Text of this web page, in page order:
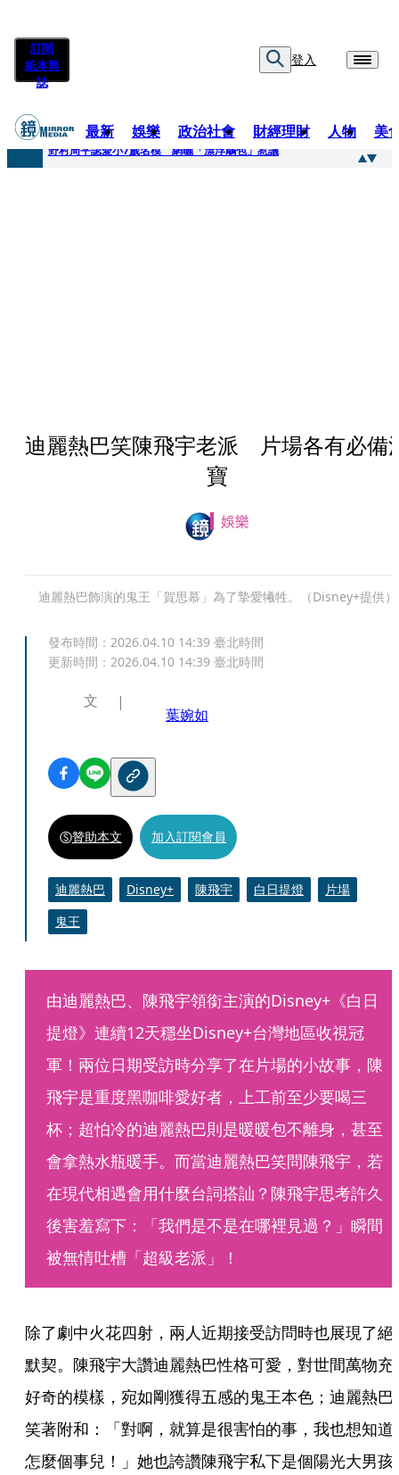
訂閱
紙本雜
誌
登入
最新 娛樂 政治社會 財經理財 人物 美
快訊
野村周平認愛小7歲名模 網曬「漂浮鵰包」惹議
迪麗熱巴笑陳飛宇老派 片場各有必備
寶
娛樂
迪麗熱巴飾演的鬼王「賀思慕」為了摯愛犧牲。（Disney+提供）
發布時間： 2026.04.10 14:39 臺北時間
更新時間： 2026.04.10 14:39 臺北時間
文
葉婉如
贊助本文 加入訂閱會員
迪麗熱巴 Disney+ 陳飛宇 白日提燈
片場
鬼王
由迪麗熱巴、陳飛宇領銜主演的Disney+《白日
提燈》連續12天穩坐Disney+台灣地區收視冠
軍！兩位日期受訪時分享了在片場的小故事，陳
飛宇是重度黑咖啡愛好者，上工前至少要喝三
杯；超怕冷的迪麗熱巴則是暖暖包不離身，甚至
會拿熱水瓶暖手。而當迪麗熱巴笑問陳飛宇，若
在現代相遇會用什麼台詞搭訕？陳飛宇思考許久
後害羞寫下：「我們是不是在哪裡見過？」瞬間
被無情吐槽「超級老派」！
除了劇中火花四射，兩人近期接受訪問時也展現了絕
默契。陳飛宇大讚迪麗熱巴性格可愛，對世間萬物充
好奇的模樣，宛如剛獲得五感的鬼王本色；迪麗熱巴
笑著附和：「對啊，就算是很害怕的事，我也想知道
怎麼個事兒！」她也誇讚陳飛宇私下是個陽光大男孩